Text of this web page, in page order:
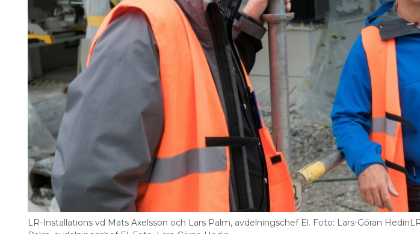
LR-Installations vd Mats Axelsson och Lars Palm, avdelningschef El. Foto: Lars-Göran